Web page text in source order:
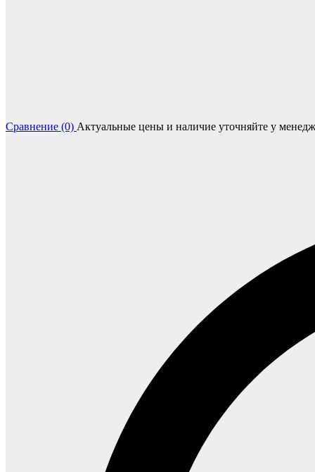
Сравнение (0) Актуальные цены и наличие уточняйте у